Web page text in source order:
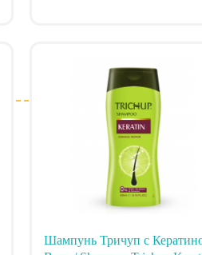
Шампунь Тричуп с